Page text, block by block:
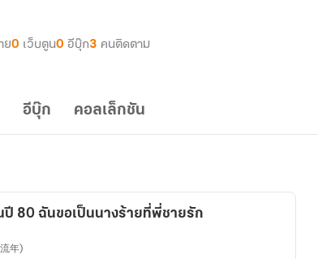
ย0 เว็บตูน0 อีบุ๊ก3 คนติดตาม
อีบุ๊ก คอลเล็กชัน
นปี 80 ฉันขอเป็นนางร้ายที่พี่ชายรัก
年)